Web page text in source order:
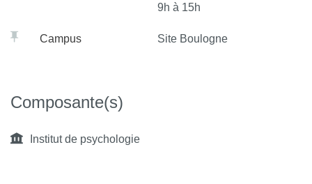
9h à 15h
Campus Site Boulogne
Composante(s)
Institut de psychologie